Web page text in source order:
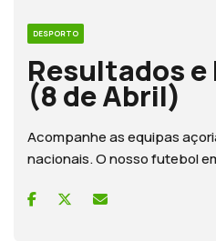
DESPORTO
Resultados
(8 de Abril)
Acompanhe as equipas
nacionais. O nosso futebol